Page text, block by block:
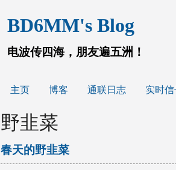
容
BD6MM's Blog
电波传四海，朋友遍五洲！
主页 博客 通联日志 实时信
野韭菜
春天的野韭菜